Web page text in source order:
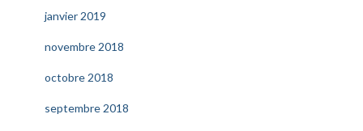
janvier 2019
novembre 2018
octobre 2018
septembre 2018